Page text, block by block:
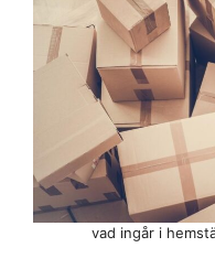
vad ingår i